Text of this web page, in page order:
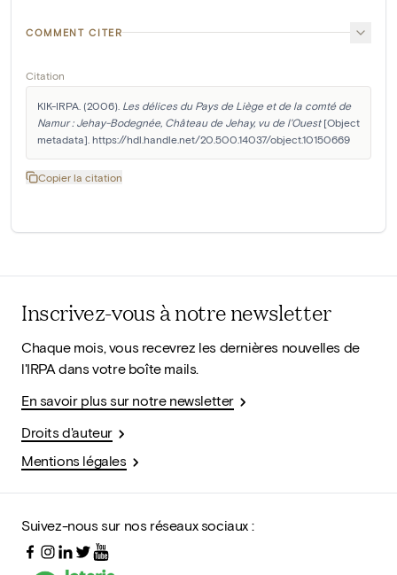
COMMENT CITER
Citation
KIK-IRPA. (2006). Les délices du Pays de Liège et de la comté de
Namur : Jehay-Bodegnée, Château de Jehay, vu de l'Ouest [Object
metadata]. https://hdl.handle.net/20.500.14037/object.10150669
Copier la citation
Inscrivez-vous à notre newsletter
Chaque mois, vous recevrez les dernières nouvelles de
l'IRPA dans votre boîte mails.
En savoir plus sur notre newsletter
Droits d'auteur
Mentions légales
Suivez-nous sur nos réseaux sociaux :